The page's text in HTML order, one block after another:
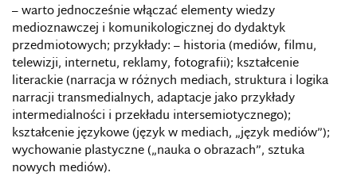
– warto jednocześnie włączać elementy wiedzy
medioznawczej i komunikologicznej do dydaktyk
przedmiotowych; przykłady: – historia (mediów, filmu,
telewizji, internetu, reklamy, fotografii); kształcenie
literackie (narracja w różnych mediach, struktura i logika
narracji transmedialnych, adaptacje jako przykłady
intermedialności i przekładu intersemiotycznego);
kształcenie językowe (język w mediach, „język mediów”);
wychowanie plastyczne („nauka o obrazach”, sztuka
nowych mediów).